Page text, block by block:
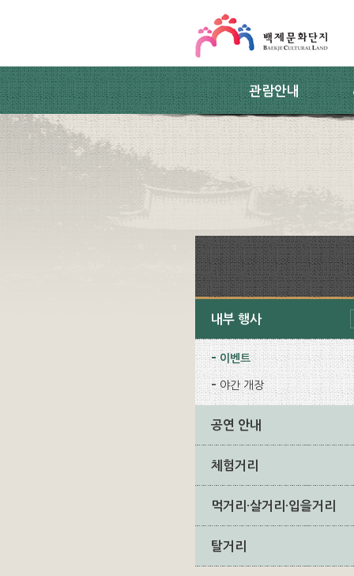
관람안내
내부 행사
이벤트
야간 개장
공연 안내
체험거리
먹거리·살거리·입을거리
탈거리